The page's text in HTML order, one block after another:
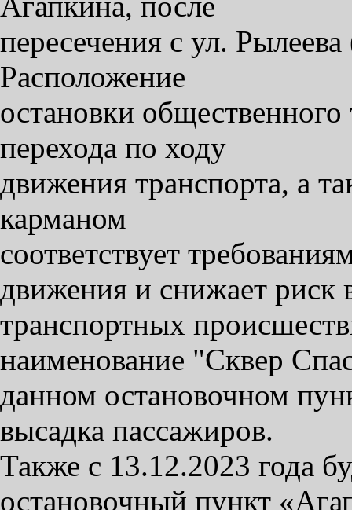
пересечения с ул.
Расположение
остановки
перехода по ходу
движения транспорта, а
карманом
соответствует
движения и снижает риск
транспортных
наименование "Сквер
данном остановочном
высадка пассажиров.
Также с 13.12.2023 года
остановочный пункт